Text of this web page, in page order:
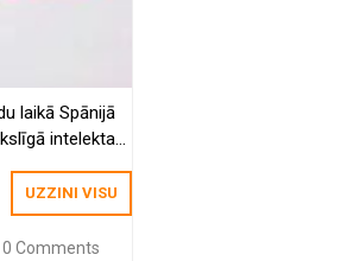
laikā Spānijā
intelekta
valstī.UZZINI VISU
0 Comments